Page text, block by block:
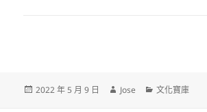
發
2022 年 5 月 9 日
作
Jose
分
文化寶庫